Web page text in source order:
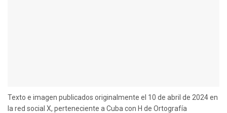
Texto e imagen publicados originalmente el 10 de abril de 2024 en
la red social X, perteneciente a Cuba con H de Ortografía